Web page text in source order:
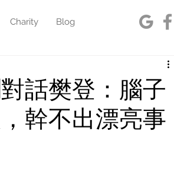
Charity Blog
話樊登：腦子
幹不出漂亮事